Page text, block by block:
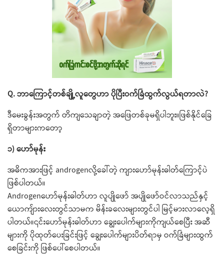
Q. ဘာ​ကြောင့်တစ်ချို့လူ​တွေဟာ ပိုပြီးဝက်ခြံထွက်လွယ်ရတာလဲ?
ဒီ​မေးခွန်းအတွက် တိကျ​သေချာတဲ့ အ​ဖြေတစ်ခုမရှိပါဘူး။ဖြစ်နိုင်​ခြေ
ရှိတာများက​တော့
၁) ဟော်မုန်း
အဓိကအားဖြင့် androgenလို့​ခေါ်တဲ့ ကျား​ဟော်မုန်းဓါတ်​ကြောင့်ပဲ
ဖြစ်ပါတယ်။
Androgen​ဟော်မုန်းဓါတ်ဟာ လူပျို​ဖော် အပျို​ဖော်ဝင်လာသည်နှင့် ​
ယောကျ်ားလေးတွင်သာမက မိန်းခ​လေးများတွင်ပါ မြင့်မားလာ​လေ့ရှိ
ပါတယ်။၎င်း​ဟော်မုန်းဓါတ်ဟာ ​ချွေး​ပေါက်များကိုကျယ်​စေပြီး အဆီ
များကို ပိုထုတ်​ပေးခြင်းဖြင့် ​ချွေး​ပေါက်များပိတ်ရာမှ ဝက်ခြံများထွက်​
စေခြင်းကို​ ဖြစ်​ပေါ်​စေပါတယ်။